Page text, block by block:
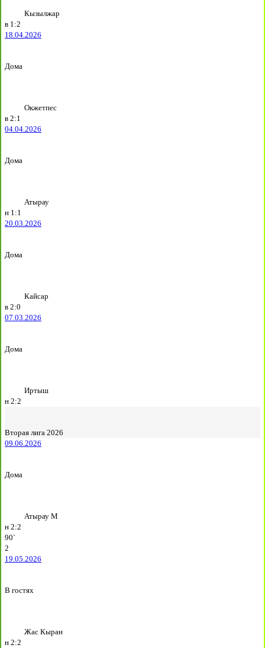
Кызылжар
в 1:2
18.04.2026
Дома
Окжетпес
в 2:1
04.04.2026
Дома
Атырау
н 1:1
20.03.2026
Дома
Кайсар
в 2:0
07.03.2026
Дома
Иртыш
н 2:2
Вторая лига 2026
09.06.2026
Дома
Атырау М
н 2:2
90`
2
19.05.2026
В гостях
Жас Кыран
н 2:2